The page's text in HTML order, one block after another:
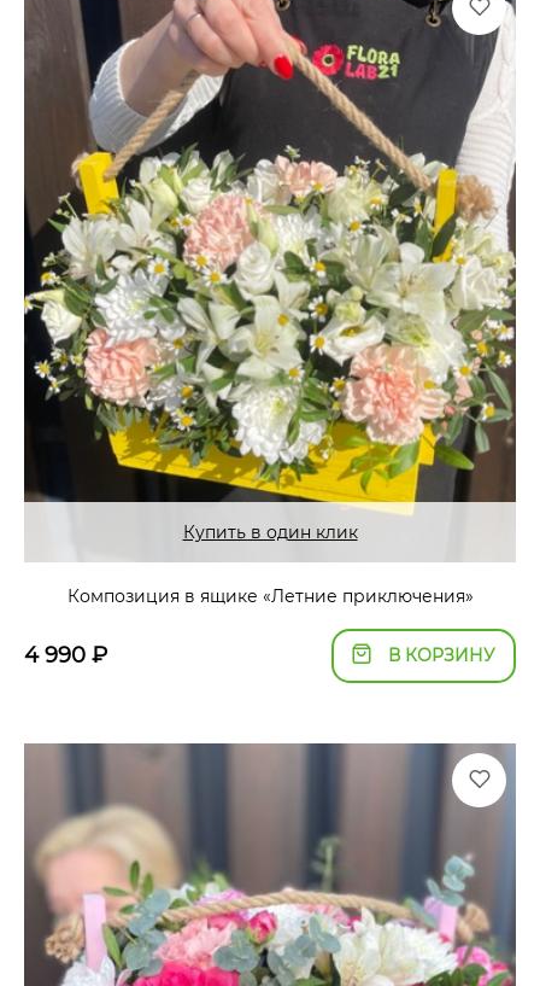
Купить в один клик
Композиция в ящике «Летние приключения»
4 990 ₽ В КОРЗИНУ